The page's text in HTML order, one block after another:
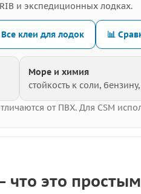
и экспедиционных лодках.
Все клеи для лодок 📊
Море и химия
стойкость к соли,
от ПВХ. Для CSM
это